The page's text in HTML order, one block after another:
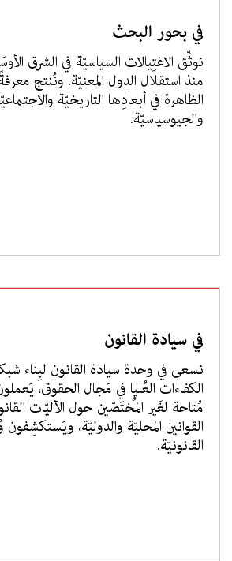
في بحور البحث
نوثِّق الاغتِيالات السياسيّة في الشرق
منذ استقلال الدول المعنيّة. ونُنتج
الظاهرة في أبعادِها التاريخيّة
والجيوسياسيّة.
في سيادة القانون
نسعى في وحدة سيادة القانون لبِناء
الكفاءات العُليا في مَجال الحقوق،
مُتاحة لغَير المُختَصّين حول الآليّات
القوانين المحليّة والدوليّة،
القانونيّة.